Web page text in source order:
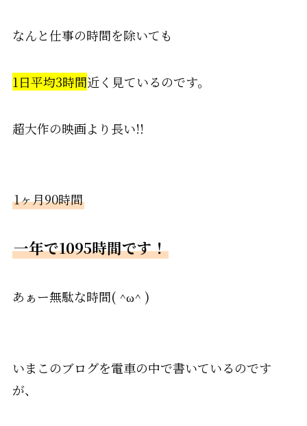
なんと仕事の時間を除いても
1日平均3時間近く見ているのです。
超大作の映画より長い!!
1ヶ月90時間
一年で1095時間です！
あぁー無駄な時間( ^ω^ )
いまこのブログを電車の中で書いているのです
が、